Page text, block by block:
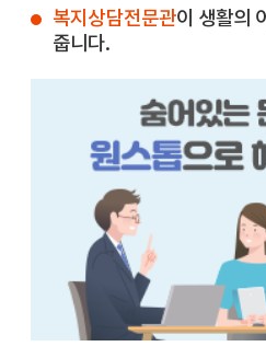
복지상담전문관이 생활의
줍니다.